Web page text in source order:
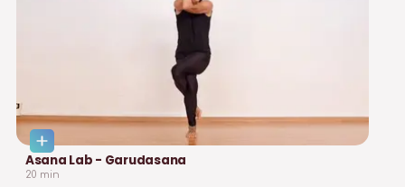
Asana Lab - Garudasana
20 min